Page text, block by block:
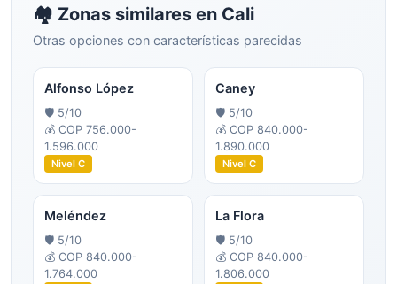
🏘️ Zonas similares en Cali
Otras opciones con características parecidas
Alfonso López
🛡️ 5/10
💰 COP 756.000-
1.596.000
Nivel C
Caney
🛡️ 5/10
💰 COP 840.000-
1.890.000
Nivel C
Meléndez
🛡️ 5/10
💰 COP 840.000-
1.764.000
La Flora
🛡️ 5/10
💰 COP 840.000-
1.806.000